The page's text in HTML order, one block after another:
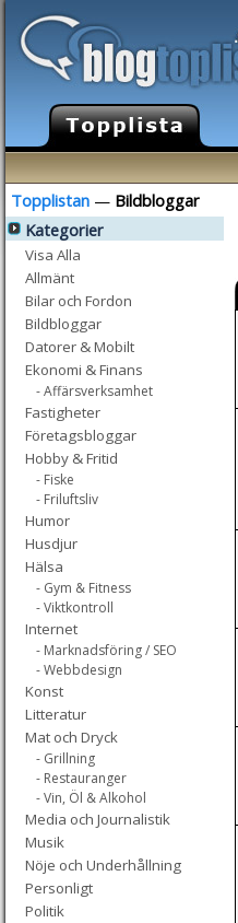
Topplistan — Bildbloggar
Kategorier
Visa Alla
Allmänt
Bilar och Fordon
Bildbloggar
Datorer & Mobilt
Ekonomi & Finans
- Affärsverksamhet
Fastigheter
Företagsbloggar
Hobby & Fritid
- Fiske
- Friluftsliv
Humor
Husdjur
Hälsa
- Gym & Fitness
- Viktkontroll
Internet
- Marknadsföring / SEO
- Webbdesign
Konst
Litteratur
Mat och Dryck
- Grillning
- Restauranger
- Vin, Öl & Alkohol
Media och Journalistik
Musik
Nöje och Underhållning
Personligt
Politik